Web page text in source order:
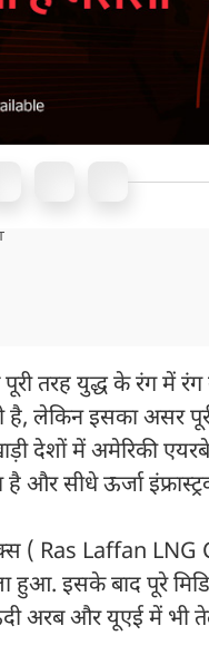
पूरी तरह युद्ध के रंग में
है, लेकिन इसका असर
देशों में अमेरिकी
और सीधे ऊर्जा
( Ras Laffan
इसके बाद पूरे
अरब और यूएई में भी